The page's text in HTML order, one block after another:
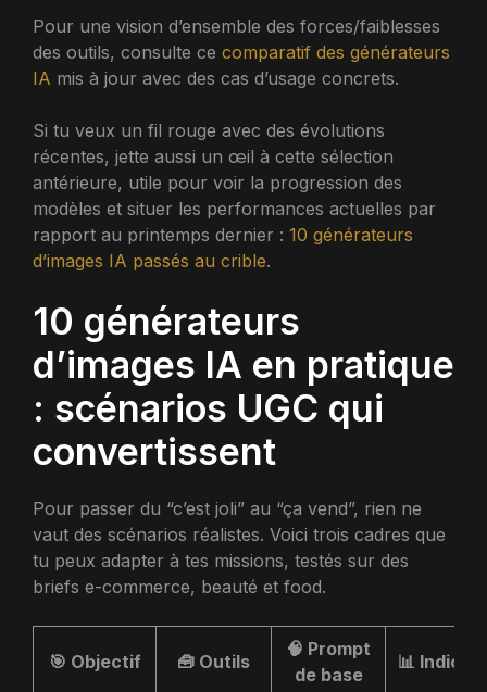
Pour une vision d’ensemble des forces/faiblesses
des outils, consulte ce comparatif des générateurs
IA mis à jour avec des cas d’usage concrets.
Si tu veux un fil rouge avec des évolutions
récentes, jette aussi un œil à cette sélection
antérieure, utile pour voir la progression des
modèles et situer les performances actuelles par
rapport au printemps dernier : 10 générateurs
d’images IA passés au crible.
10 générateurs
d’images IA en pratique
: scénarios UGC qui
convertissent
Pour passer du “c’est joli” au “ça vend”, rien ne
vaut des scénarios réalistes. Voici trois cadres que
tu peux adapter à tes missions, testés sur des
briefs e-commerce, beauté et food.
🎯 Objectif 🧰 Outils
🧠 Prompt
de base
📊